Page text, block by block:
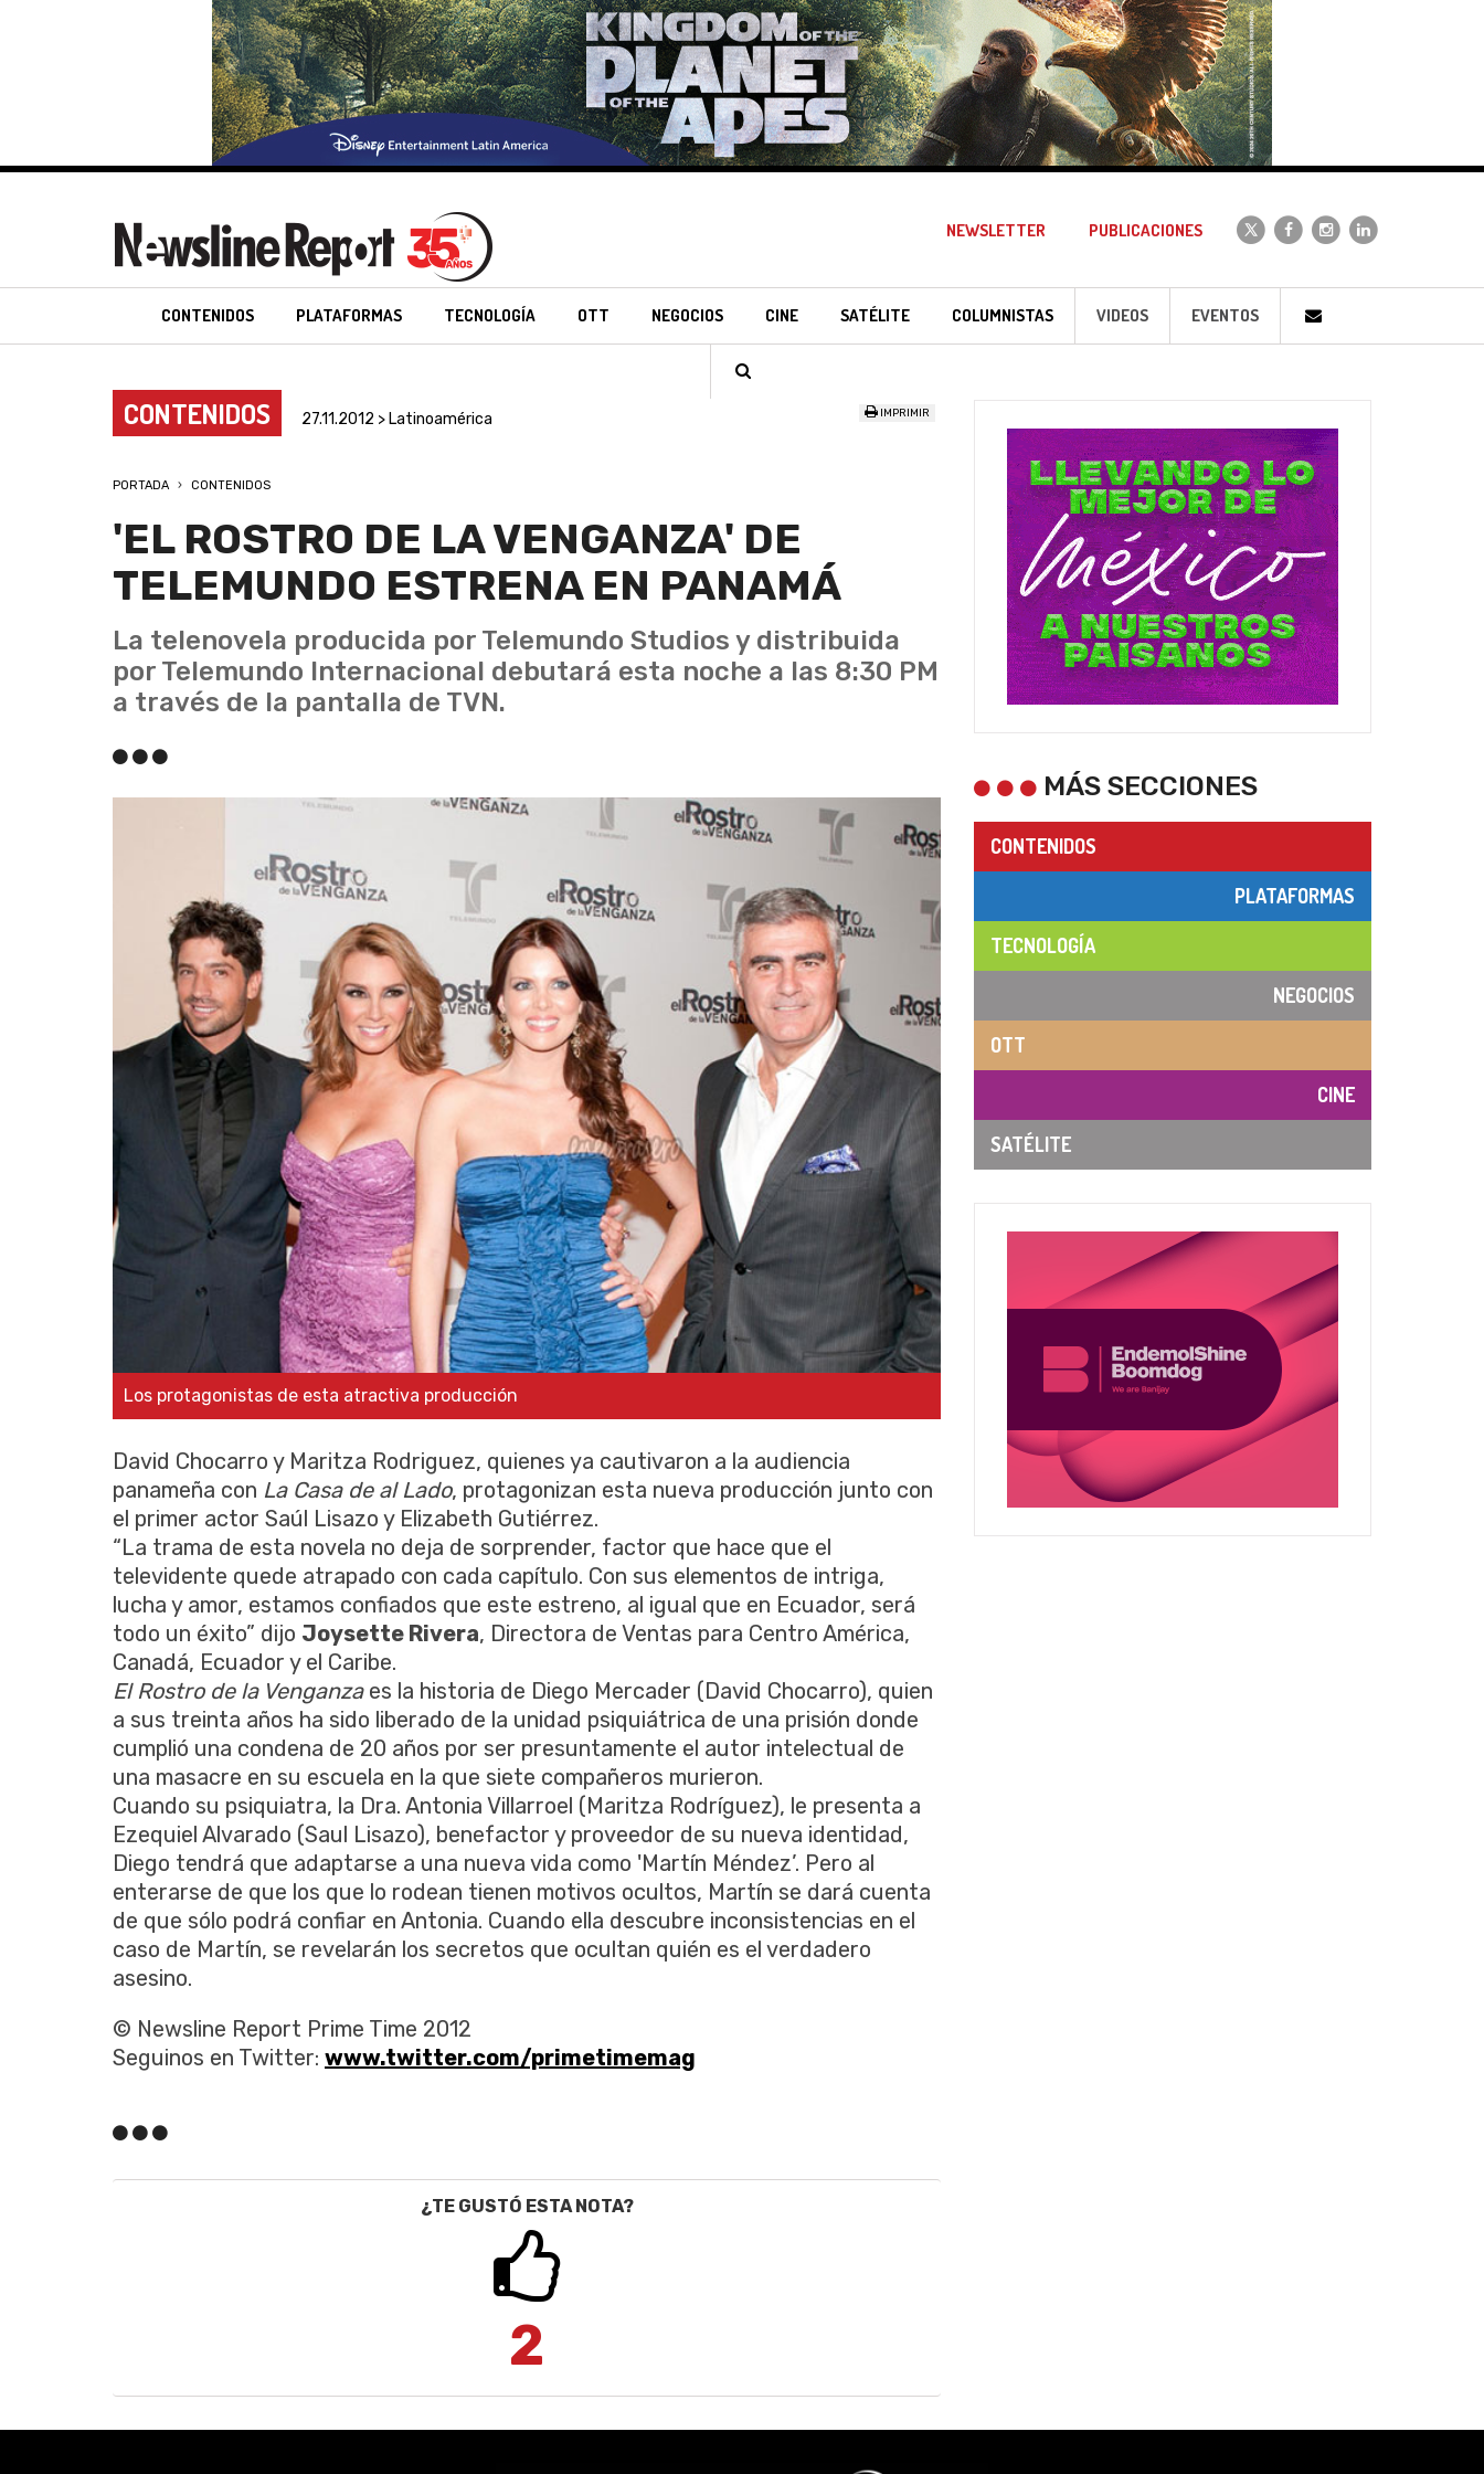
NEWSLETTER PUBLICACIONES
CONTENIDOS PLATAFORMAS TECNOLOGÍA OTT NEGOCIOS CINE SATÉLITE COLUMNISTAS VIDEOS EVENTOS
CONTENIDOS 27.11.2012 > Latinoamérica IMPRIMIR
PORTADA CONTENIDOS
'EL ROSTRO DE LA VENGANZA' DE
TELEMUNDO ESTRENA EN PANAMÁ
La telenovela producida por Telemundo Studios y distribuida
por Telemundo Internacional debutará esta noche a las 8:30 PM
a través de la pantalla de TVN.
Los protagonistas de esta atractiva producción
David Chocarro y Maritza Rodriguez, quienes ya cautivaron a la audiencia
panameña con La Casa de al Lado, protagonizan esta nueva producción junto con
el primer actor Saúl Lisazo y Elizabeth Gutiérrez.
“La trama de esta novela no deja de sorprender, factor que hace que el
televidente quede atrapado con cada capítulo. Con sus elementos de intriga,
lucha y amor, estamos confiados que este estreno, al igual que en Ecuador, será
todo un éxito” dijo Joysette Rivera, Directora de Ventas para Centro América,
Canadá, Ecuador y el Caribe.
El Rostro de la Venganzaes la historia de Diego Mercader (David Chocarro), quien
a sus treinta años ha sido liberado de la unidad psiquiátrica de una prisión donde
cumplió una condena de 20 años por ser presuntamente el autor intelectual de
una masacre en su escuela en la que siete compañeros murieron.
Cuando su psiquiatra, la Dra. Antonia Villarroel (Maritza Rodríguez), le presenta a
Ezequiel Alvarado (Saul Lisazo), benefactor y proveedor de su nueva identidad,
Diego tendrá que adaptarse a una nueva vida como 'Martín Méndez’. Pero al
enterarse de que los que lo rodean tienen motivos ocultos, Martín se dará cuenta
de que sólo podrá confiar en Antonia. Cuando ella descubre inconsistencias en el
caso de Martín, se revelarán los secretos que ocultan quién es el verdadero
asesino.
© Newsline Report Prime Time 2012
Seguinos en Twitter: www.twitter.com/primetimemag
¿TE GUSTÓ ESTA NOTA?
2
MÁS SECCIONES
CONTENIDOS
PLATAFORMAS
TECNOLOGÍA
NEGOCIOS
OTT
CINE
SATÉLITE